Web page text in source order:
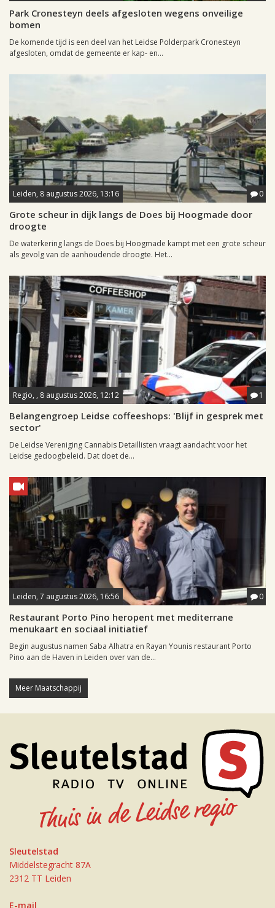
Park Cronesteyn deels afgesloten wegens onveilige
bomen
De komende tijd is een deel van het Leidse Polderpark Cronesteyn
afgesloten, omdat de gemeente er kap- en...
Leiden, 8 augustus 2026, 13:16 0
Grote scheur in dijk langs de Does bij Hoogmade door
droogte
De waterkering langs de Does bij Hoogmade kampt met een grote scheur
als gevolg van de aanhoudende droogte. Het...
Regio, , 8 augustus 2026, 12:12 1
Belangengroep Leidse coffeeshops: 'Blijf in gesprek met
sector'
De Leidse Vereniging Cannabis Detaillisten vraagt aandacht voor het
Leidse gedoogbeleid. Dat doet de...
Leiden, 7 augustus 2026, 16:56 0
Restaurant Porto Pino heropent met mediterrane
menukaart en sociaal initiatief
Begin augustus namen Saba Alhatra en Rayan Younis restaurant Porto
Pino aan de Haven in Leiden over van de...
Meer Maatschappij
Sleutelstad
Middelstegracht 87A
2312 TT Leiden
E-mail